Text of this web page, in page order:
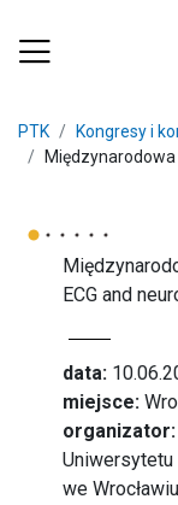
PTK
Kongresy i
Międzynarodowa
ECG and
data:
miejsce:
organizator:
we Wrocławiu